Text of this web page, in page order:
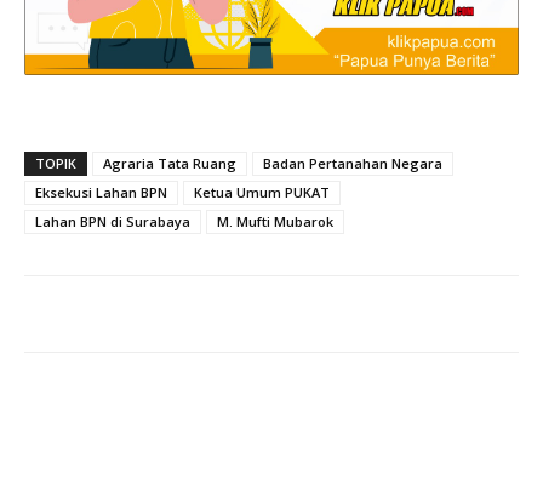
TOPIK Agraria Tata Ruang
Badan Pertanahan Negara
Eksekusi Lahan BPN
Ketua Umum PUKAT
Lahan BPN di Surabaya
M. Mufti Mubarok